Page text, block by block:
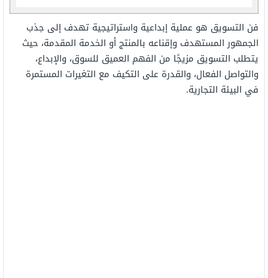
فن التسويق هو عملية إبداعية واستراتيجية تهدف إلى جذب
الجمهور المستهدف وإقناعه بالمنتج أو الخدمة المقدمة، حيث
يتطلب التسويق مزيجًا من الفهم العميق للسوق، والإبداع،
والتواصل الفعال، والقدرة على التكيف مع التغيرات المستمرة
في البيئة التجارية.